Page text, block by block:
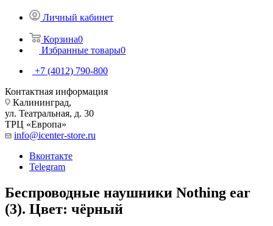
Личный кабинет
Корзина0
Избранные товары0
+7 (4012) 790-800
Контактная информация
Калининград,
ул. Театральная, д. 30
ТРЦ «Европа»
info@icenter-store.ru
Вконтакте
Telegram
Беспроводные наушники Nothing ear
(3). Цвет: чёрный